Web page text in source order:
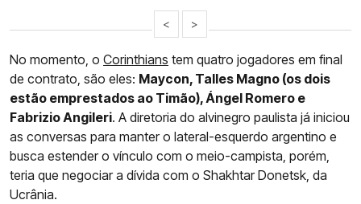
< >
No momento, o Corinthians tem quatro jogadores em final
de contrato, são eles: Maycon, Talles Magno (os dois
estão emprestados ao Timão), Ángel Romero e
Fabrizio Angileri. A diretoria do alvinegro paulista já iniciou
as conversas para manter o lateral-esquerdo argentino e
busca estender o vínculo com o meio-campista, porém,
teria que negociar a dívida com o Shakhtar Donetsk, da
Ucrânia.